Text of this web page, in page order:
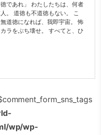
であれ」 わたしたちは、何者
。 道徳も不道徳もない。 こ
道徳になれば、我即宇宙。 怖
ラをぶち壊せ。 すべてと、ひ
wp/wp-